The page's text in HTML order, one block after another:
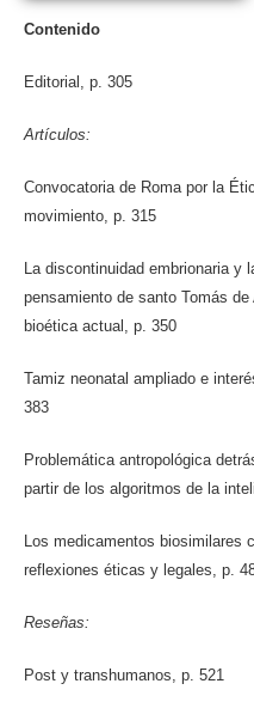
Contenido
Editorial, p. 305
Artículos:
Convocatoria de Roma por la
movimiento, p. 315
La discontinuidad embrionaria y
pensamiento de santo Tomás
bioética actual, p. 350
Tamiz neonatal ampliado e
383
Problemática antropológica
partir de los algoritmos de la
Los medicamentos biosimilares
reflexiones éticas y legales, p.
Reseñas:
Post y transhumanos, p. 521